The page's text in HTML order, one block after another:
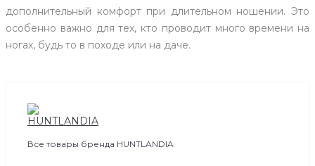
дополнительный комфорт при длительном ношении. Это
особенно важно для тех, кто проводит много времени на
ногах, будь то в походе или на даче.
Все товары бренда HUNTLANDIA